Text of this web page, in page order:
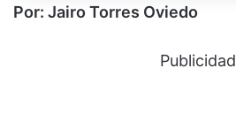
Por: Jairo Torres Oviedo
Publicidad